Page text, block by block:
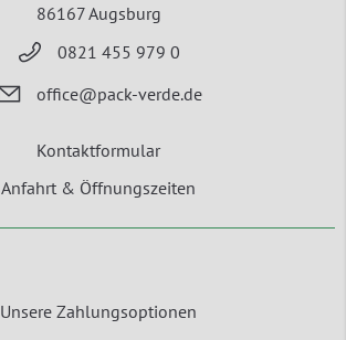
86167 Augsburg
0821 455 979 0
office@pack-verde.de
Kontaktformular
Anfahrt & Öffnungszeiten
Unsere Zahlungsoptionen